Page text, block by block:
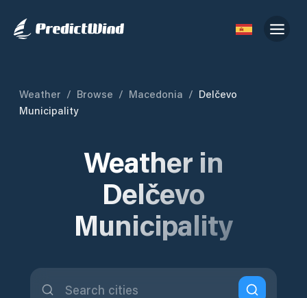
Weather / Browse / Macedonia / Delčevo
Municipality
Weather in
Delčevo
Municipality